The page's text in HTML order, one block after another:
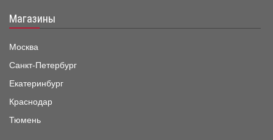
Магазины
Москва
Санкт-Петербург
Екатеринбург
Краснодар
Тюмень